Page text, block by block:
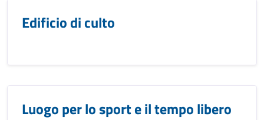
Edificio di culto
Luogo per lo sport e il tempo libero